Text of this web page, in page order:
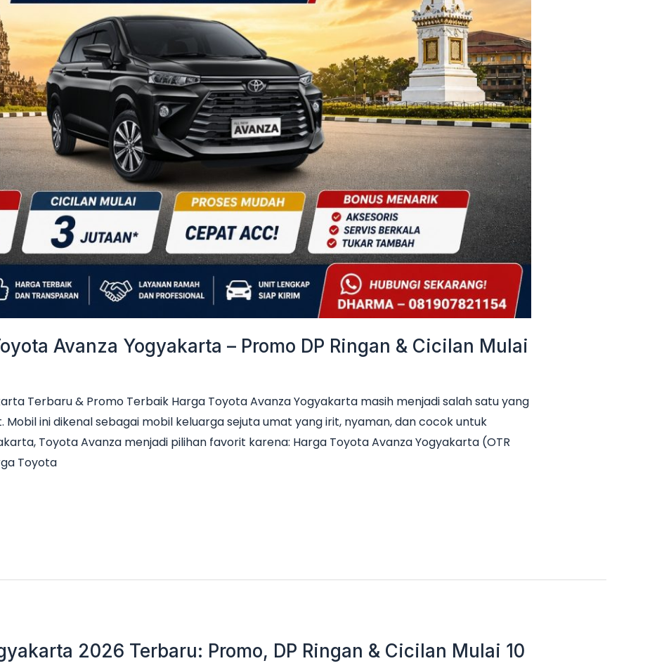
Avanza Yogyakarta – Promo DP Ringan & Cicilan Mulai
Terbaru & Promo Terbaik Harga Toyota Avanza Yogyakarta masih menjadi salah satu yang
ini dikenal sebagai mobil keluarga sejuta umat yang irit, nyaman, dan cocok untuk
Toyota Avanza menjadi pilihan favorit karena: Harga Toyota Avanza Yogyakarta (OTR
Toyota
2026 Terbaru: Promo, DP Ringan & Cicilan Mulai 10